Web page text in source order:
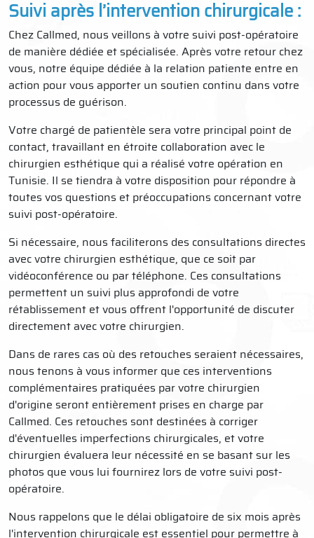
Suivi après l’intervention chirurgicale :
Chez Callmed, nous veillons à votre suivi post-opératoire
de manière dédiée et spécialisée. Après votre retour chez
vous, notre équipe dédiée à la relation patiente entre en
action pour vous apporter un soutien continu dans votre
processus de guérison.
Votre chargé de patientèle sera votre principal point de
contact, travaillant en étroite collaboration avec le
chirurgien esthétique qui a réalisé votre opération en
Tunisie. Il se tiendra à votre disposition pour répondre à
toutes vos questions et préoccupations concernant votre
suivi post-opératoire.
Si nécessaire, nous faciliterons des consultations directes
avec votre chirurgien esthétique, que ce soit par
vidéoconférence ou par téléphone. Ces consultations
permettent un suivi plus approfondi de votre
rétablissement et vous offrent l'opportunité de discuter
directement avec votre chirurgien.
Dans de rares cas où des retouches seraient nécessaires,
nous tenons à vous informer que ces interventions
complémentaires pratiquées par votre chirurgien
d'origine seront entièrement prises en charge par
Callmed. Ces retouches sont destinées à corriger
d'éventuelles imperfections chirurgicales, et votre
chirurgien évaluera leur nécessité en se basant sur les
photos que vous lui fournirez lors de votre suivi post-
opératoire.
Nous rappelons que le délai obligatoire de six mois après
l'intervention chirurgicale est essentiel pour permettre à